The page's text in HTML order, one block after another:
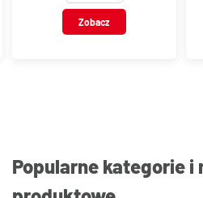
Popularne kategorie i